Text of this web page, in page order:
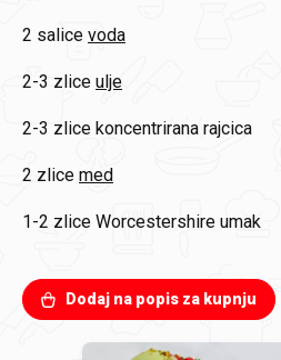
2 salice voda
2-3 zlice ulje
2-3 zlice koncentrirana rajcica
2 zlice med
1-2 zlice Worcestershire umak
Dodaj na popis za kupnju